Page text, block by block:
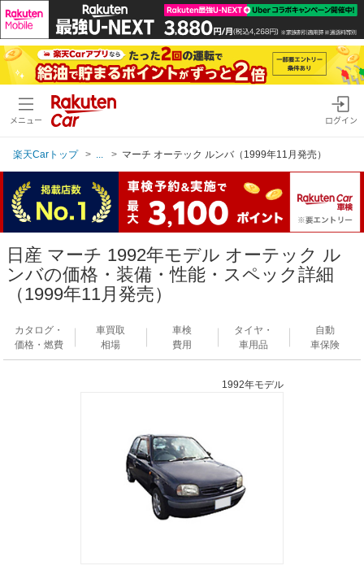
メニュー ログイン
楽天Carトップ マーチ オーテック ルンバ（1999年11月発売）
日産 マーチ 1992年モデル オーテック ル
ンバの価格・装備・性能・スペック詳細
（1999年11月発売）
カタログ・
価格・燃費
車買取
相場
車検
費用
タイヤ・
車用品
自動
車保険
1992年モデル